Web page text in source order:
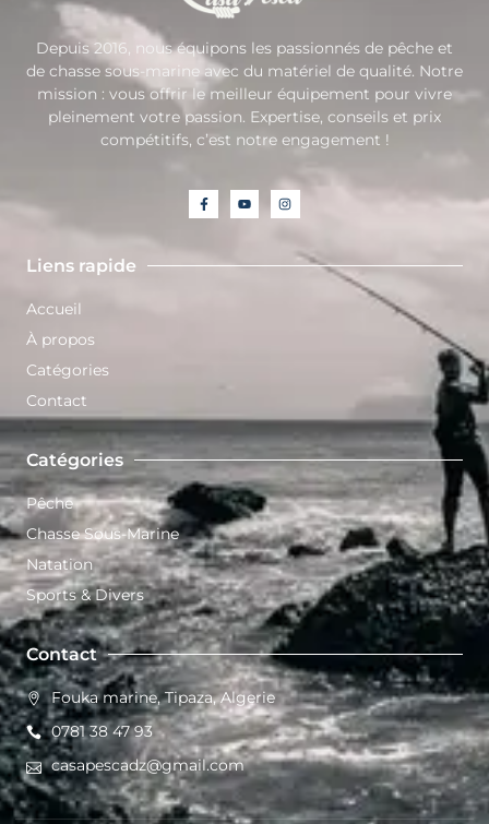
Depuis 2016, nous équipons les passionnés de pêche et
de chasse sous-marine avec du matériel de qualité. Notre
mission : vous offrir le meilleur équipement pour vivre
pleinement votre passion. Expertise, conseils et prix
compétitifs, c’est notre engagement !
Liens rapide
Accueil
À propos
Catégories
Contact
Catégories
Pêche
Chasse Sous-Marine
Natation
Sports & Divers
Contact
Fouka marine, Tipaza, Algerie
0781 38 47 93
casapescadz@gmail.com